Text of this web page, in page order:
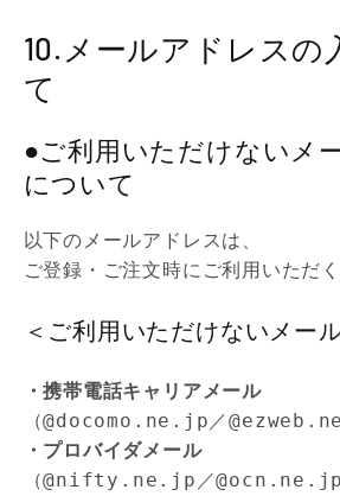
10.メールアドレスの
て
●ご利用いただけないメ
について
以下のメールアドレスは、
＜ご利用いただけないメー
・携帯電話キャリアメール
・プロバイダメール
（@nifty.ne.jp／